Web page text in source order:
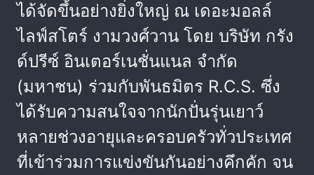
ได้จัดขึ้นอย่างยิ่งใหญ่ ณ เดอะมอลล์
ไลฟ์สโตร์ งามวงศ์วาน โดย บริษัท กรัง
ด์ปรีซ์ อินเตอร์เนชั่นแนล จำกัด
(มหาชน) ร่วมกับพันธมิตร R.C.S. ซึ่ง
ได้รับความสนใจจากนักปั่นรุ่นเยาว์
หลายช่วงอายุและครอบครัวทั่วประเทศ
ที่เข้าร่วมการแข่งขันกันอย่างคึกคัก จน